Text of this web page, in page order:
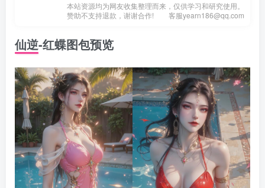
本站资源均为网友收集整理而来，仅供学习和研究使用。
赞助不支持退款，谢谢合作!
客服yearn186@qq.com
仙逆-红蝶图包预览